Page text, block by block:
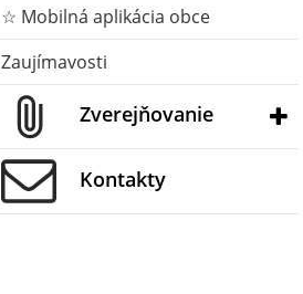
☆ Mobilná aplikácia obce
Zaujímavosti
Zverejňovanie
Kontakty